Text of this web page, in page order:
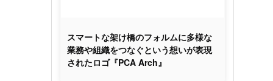
スマートな架け橋のフォルムに多様な
業務や組織をつなぐという想いが表現
されたロゴ『PCA Arch』